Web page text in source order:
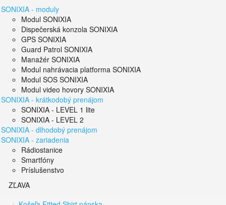
SONIXIA - moduly
Modul SONIXIA
Dispečerská konzola SONIXIA
GPS SONIXIA
Guard Patrol SONIXIA
Manažér SONIXIA
Modul nahrávacia platforma SONIXIA
Modul SOS SONIXIA
Modul video hovory SONIXIA
SONIXIA - krátkodobý prenájom
SONIXIA - LEVEL 1 lite
SONIXIA - LEVEL 2
SONIXIA - dlhodobý prenájom
SONIXIA - zariadenia
Rádiostanice
Smartfóny
Príslušenstvo
ZĽAVA